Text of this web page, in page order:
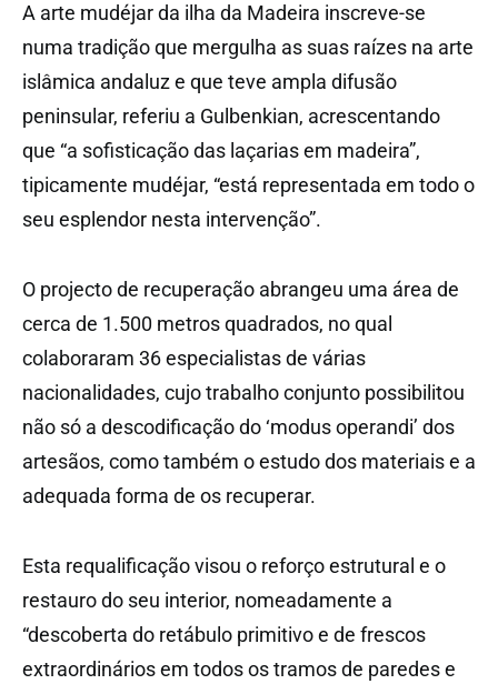
A arte mudéjar da ilha da Madeira inscreve-se
numa tradição que mergulha as suas raízes na arte
islâmica andaluz e que teve ampla difusão
peninsular, referiu a Gulbenkian, acrescentando
que “a sofisticação das laçarias em madeira”,
tipicamente mudéjar, “está representada em todo o
seu esplendor nesta intervenção”.
O projecto de recuperação abrangeu uma área de
cerca de 1.500 metros quadrados, no qual
colaboraram 36 especialistas de várias
nacionalidades, cujo trabalho conjunto possibilitou
não só a descodificação do ‘modus operandi’ dos
artesãos, como também o estudo dos materiais e a
adequada forma de os recuperar.
Esta requalificação visou o reforço estrutural e o
restauro do seu interior, nomeadamente a
“descoberta do retábulo primitivo e de frescos
extraordinários em todos os tramos de paredes e